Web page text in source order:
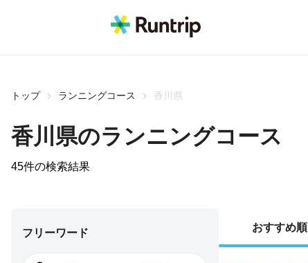
トップ ランニングコース 香川県
香川県のランニングコース
45件の検索結果
フリーワード おすすめ順